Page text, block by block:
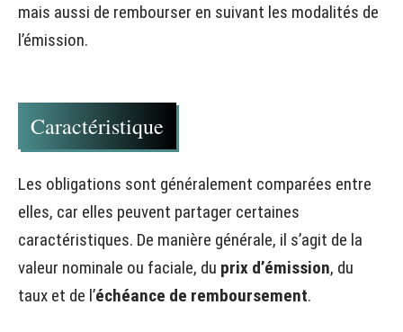
mais aussi de rembourser en suivant les modalités de
l’émission.
Caractéristique
Les obligations sont généralement comparées entre
elles, car elles peuvent partager certaines
caractéristiques. De manière générale, il s’agit de la
valeur nominale ou faciale, du prix d’émission, du
taux et de l’échéance de remboursement.